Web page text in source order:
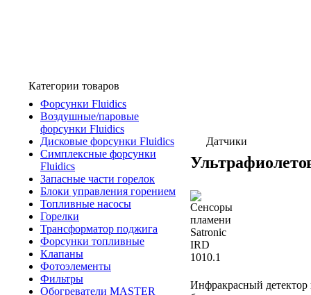
Категории товаров
Форсунки Fluidics
Воздушные/паровые
форсунки Fluidics
Дисковые форсунки Fluidics
Симплексные форсунки
Fluidics
Запасные части горелок
Блоки управления горением
Топливные насосы
Горелки
Трансформатор поджига
Форсунки топливные
Клапаны
Фотоэлементы
Фильтры
Обогреватели MASTER
Датчики
Инфракрасный детектор